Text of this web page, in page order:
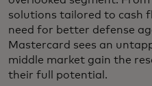
solutions tailored to cash
need for better defense
Mastercard sees an
middle market gain the
their full potential.